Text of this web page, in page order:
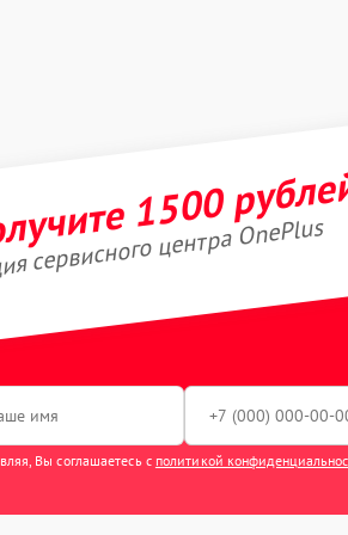
1500
сервисного центра OnePlus
Вы соглашаетесь с политикой